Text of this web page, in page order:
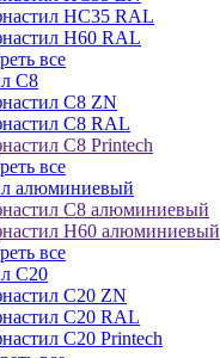
НС35 RAL
Н60 RAL
все
C8
С8 ZN
С8 RAL
С8 Printech
все
алюминиевый
С8 алюминиевый
Н60 алюминиевый
все
C20
С20 ZN
С20 RAL
С20 Printech